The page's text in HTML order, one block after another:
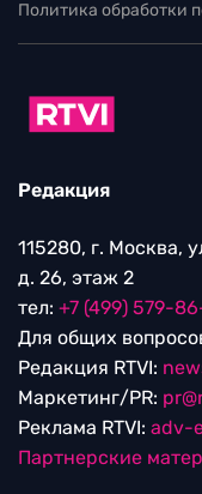
Политика обработки
Редакция
115280, г. Москва,
д. 26, этаж 2
тел: +7 (499) 579-
Для общих
Редакция RTVI:
Маркетинг/PR:
Реклама RTVI: adv-
Партнерские